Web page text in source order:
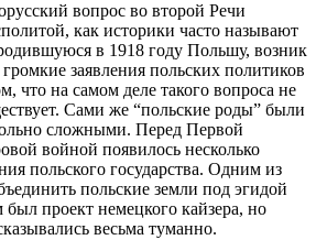
вопрос во второй Речи
как историки часто называют
в 1918 году Польшу, возник
заявления польских политиков
что на самом деле такого вопроса не
Сами же “польские роды” были
сложными. Перед Первой
войной появилось несколько
польского государства. Одним из
польские земли под эгидой
был проект немецкого кайзера, но
весьма туманно.